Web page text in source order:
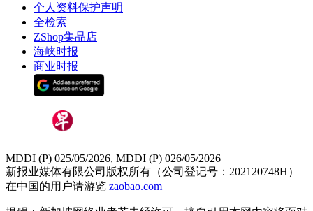
个人资料保护声明
全检索
ZShop集品店
海峡时报
商业时报
MDDI (P) 025/05/2026, MDDI (P) 026/05/2026
新报业媒体有限公司版权所有（公司登记号：202120748H）
在中国的用户请游览 zaobao.com